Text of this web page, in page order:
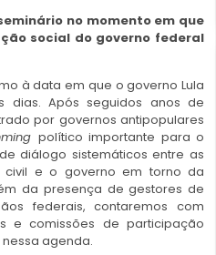
no momento em que
social do governo federal
à data em que o governo Lula
dias. Após seguidos anos de
por governos antipopulares
político importante para o
diálogo sistemáticos entre as
civil e o governo em torno da
da presença de gestores de
federais, contaremos com
e comissões de participação
agenda.